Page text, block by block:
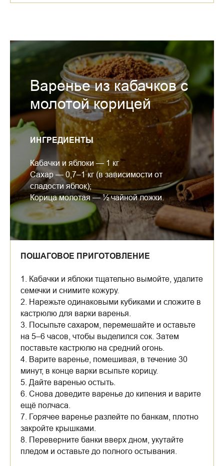
Варенье из кабачков с
молотой корицей
ИНГРЕДИЕНТЫ
Кабачки и яблоки — 1 кг
Сахар — 0,7–1 кг (в зависимости от
сладости яблок);
Корица молотая — ½ чайной ложки.
ПОШАГОВОЕ ПРИГОТОВЛЕНИЕ
1. Кабачки и яблоки тщательно вымойте, удалите
семечки и снимите кожуру.
2. Нарежьте одинаковыми кубиками и сложите в
кастрюлю для варки варенья.
3. Посыпьте сахаром, перемешайте и оставьте
на 5–6 часов, чтобы выделился сок. Затем
поставьте кастрюлю на средний огонь.
4. Варите варенье, помешивая, в течение 30
минут, в конце варки всыпьте корицу.
5. Дайте варенью остыть.
6. Снова доведите варенье до кипения и варите
ещё полчаса.
7. Горячее варенье разлейте по банкам, плотно
закройте крышками.
8. Переверните банки вверх дном, укутайте
пледом и оставьте до полного остывания.